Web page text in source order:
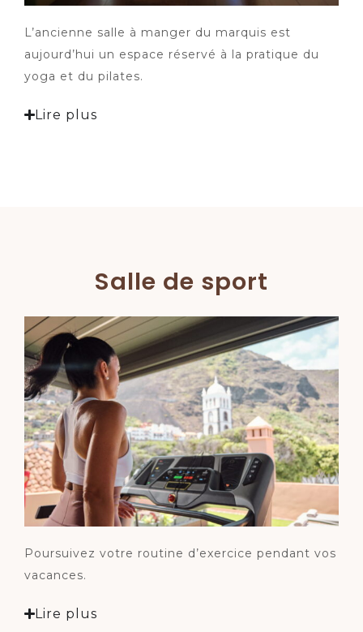
L’ancienne salle à manger du marquis est
aujourd’hui un espace réservé à la pratique du
yoga et du pilates.
Lire plus
Salle de sport
Poursuivez votre routine d’exercice pendant vos
vacances.
Lire plus